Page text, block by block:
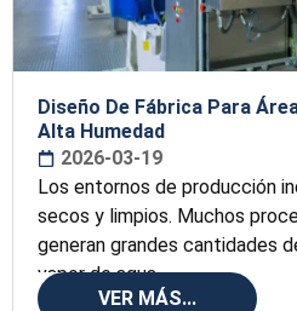
Diseño De Fábrica Para
Alta Humedad
2026-03-19
Los entornos de producción
secos y limpios. Muchos
generan grandes cantidades
vapor de agua
VER MÁS...